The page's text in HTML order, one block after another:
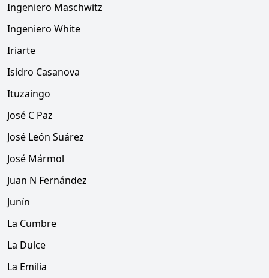
Ingeniero Maschwitz
Ingeniero White
Iriarte
Isidro Casanova
Ituzaingo
José C Paz
José León Suárez
José Mármol
Juan N Fernández
Junín
La Cumbre
La Dulce
La Emilia